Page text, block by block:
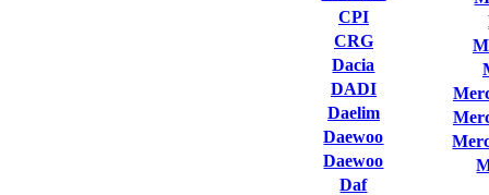
CPI
CRG
Dacia
DADI
Daelim
Daewoo
Daewoo
Daf